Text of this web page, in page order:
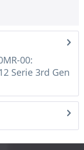
00:
Serie 3rd Gen